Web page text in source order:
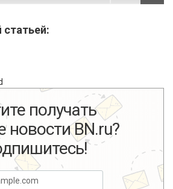
статьей:
получать
новости BN.ru?